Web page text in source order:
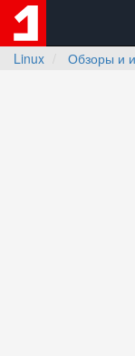
Linux
Обзоры и